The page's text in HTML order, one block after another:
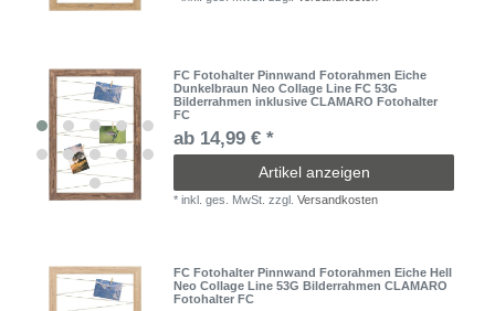
FC Fotohalter Pinnwand Fotorahmen Eiche
Dunkelbraun Neo Collage Line FC 53G
Bilderrahmen inklusive CLAMARO Fotohalter
FC
ab 14,99 € *
Artikel anzeigen
*inkl. ges. MwSt. zzgl.Versandkosten
FC Fotohalter Pinnwand Fotorahmen Eiche Hell
Neo Collage Line 53G Bilderrahmen CLAMARO
Fotohalter FC